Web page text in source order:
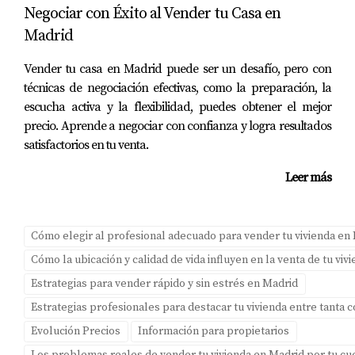
cuál podría ser el precio real de tu chalet en La Garena,
no dudes en contactarme. Amparo Lillo está aquí para
ayudarte a analizar todos estos factores y encontrar el
mejor camino hacia una venta exitosa. ¡Haz clic en el
botón de WhatsApp y hablemos!
PREGUNTAS FRECUENTES
¿Cuál es la mejor época para vender mi
La primavera suele ser una buena época para vender
propiedades debido a la mayor demanda. Sin embargo,
cada mercado es diferente; lo importante es estar atento
a las tendencias locales.
¿Qué documentos necesito para vender mi
Negociar con Éxito al Vender tu Casa en
Madrid
Vender tu casa en Madrid puede ser un desafío, pero con
técnicas de negociación efectivas, como la preparación, la
escucha activa y la flexibilidad, puedes obtener el mejor
precio. Aprende a negociar con confianza y logra resultados
satisfactorios en tu venta.
Leer más
Cómo elegir al profesional adecuado para vender tu vivienda en
Cómo la ubicación y calidad de vida influyen en la venta de tu
Estrategias para vender rápido y sin estrés en Madrid
Estrategias profesionales para destacar tu vivienda entre tanta
Evolución Precios
Información para propietarios